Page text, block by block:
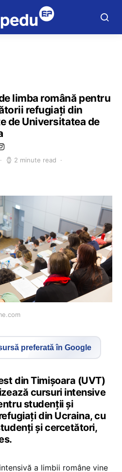
limba română pentru
refugiaţi din
de Universitatea de
2 minute read
preferată în Google
din Timişoara (UVT)
cursuri intensive
studenţii şi
din Ucraina, cu
şi cercetători,
a limbii române vine